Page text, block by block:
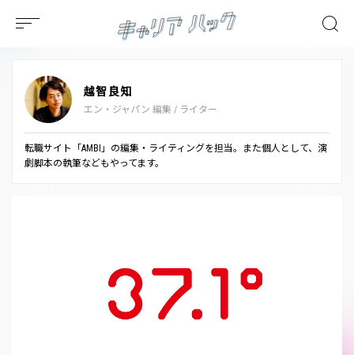
越智良知
エン・ジャパン 編集 / ライター
転職サイト「AMBI」の編集・ライティングを担当。また個人として、演
劇脚本の執筆などもやってます。